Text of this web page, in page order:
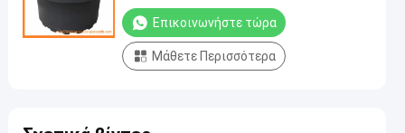
Επικοινωνήστε τώρα
Μάθετε Περισσότερα